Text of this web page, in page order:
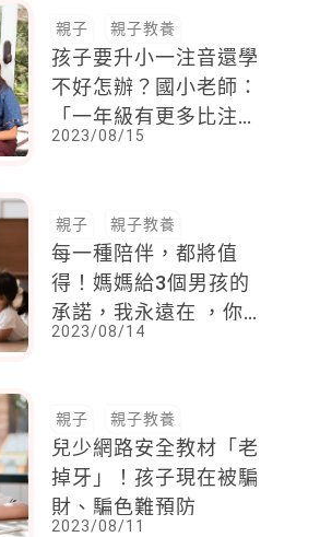
親子 親子教養
孩子要升小一注音還學
不好怎辦？國小老師：
「一年級有更多比注音
重要的事！」
2023/08/15
親子 親子教養
每一種陪伴，都將值
得！媽媽給3個男孩的
承諾，我永遠在 ，你
們會帶著我的愛與支
2023/08/14
親子 親子教養
兒少網路安全教材「老
掉牙」！孩子現在被騙
財、騙色難預防
2023/08/11